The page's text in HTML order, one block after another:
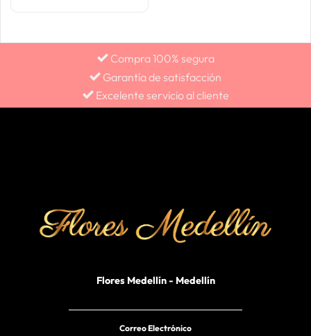
Compra 100% segura
Garantía de satisfacción
Excelente servicio al cliente
Flores Medellín - Medellín
Correo Electrónico